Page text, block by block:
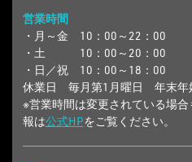
営業時間
・月～金 10：00～22：00
・土 10：00～20：00
・日／祝 10：00～18：00
休業日 毎月第1月曜日 年末年
※営業時間は変更されている場
報は公式HPをご覧ください。